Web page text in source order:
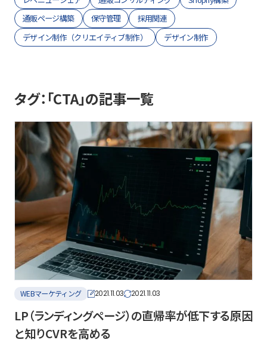
通販ページ構築
保守管理
採用関連
デザイン制作（クリエイティブ制作）
デザイン制作
タグ：「CTA」の記事一覧
WEBマーケティング 2021.11.03 2021.11.03
LP（ランディングページ）の直帰率が低下する原因
と知りCVRを高める